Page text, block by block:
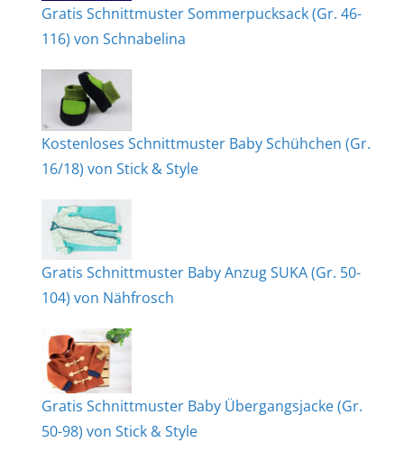
Gratis Schnittmuster Sommerpucksack (Gr. 46-
116) von Schnabelina
Kostenloses Schnittmuster Baby Schühchen (Gr.
16/18) von Stick & Style
Gratis Schnittmuster Baby Anzug SUKA (Gr. 50-
104) von Nähfrosch
Gratis Schnittmuster Baby Übergangsjacke (Gr.
50-98) von Stick & Style